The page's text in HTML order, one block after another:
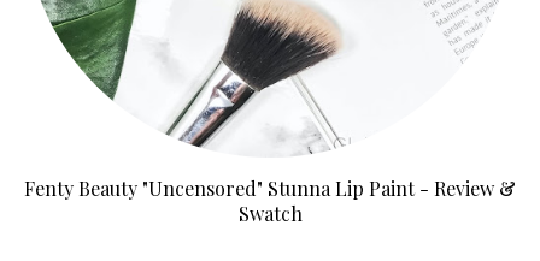
Fenty Beauty "Uncensored" Stunna Lip Paint - Review &
Swatch